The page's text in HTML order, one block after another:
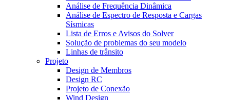
Análise de Frequência Dinâmica
Análise de Espectro de Resposta e Cargas
Sísmicas
Lista de Erros e Avisos do Solver
Solução de problemas do seu modelo
Linhas de trânsito
Projeto
Design de Membros
Design RC
Projeto de Conexão
Wind Design